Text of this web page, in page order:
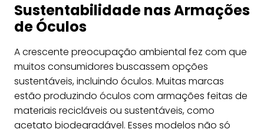
Sustentabilidade nas Armações
de Óculos
A crescente preocupação ambiental fez com que
muitos consumidores buscassem opções
sustentáveis, incluindo óculos. Muitas marcas
estão produzindo óculos com armações feitas de
materiais recicláveis ou sustentáveis, como
acetato biodegradável. Esses modelos não só